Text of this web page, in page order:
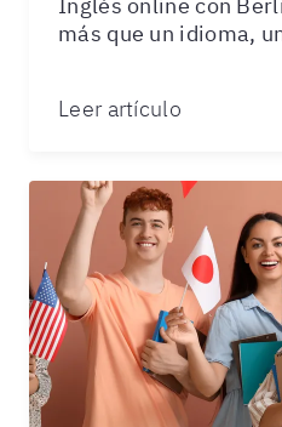
más que un idioma,
Leer artículo